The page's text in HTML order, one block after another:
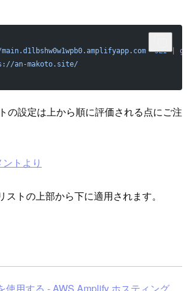
-sLI |
an-makoto.site/
の設定は上から順に評価される点にご注
トより
ストの上部から下に適用されます。